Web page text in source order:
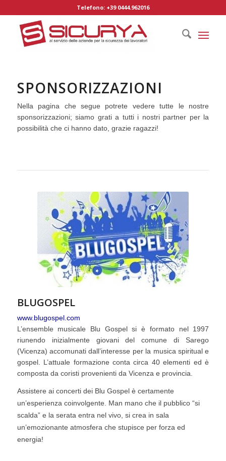
Telefono: +39 0444.962016
SPONSORIZZAZIONI
Nella pagina che segue potrete vedere tutte le nostre
sponsorizzazioni; siamo grati a tutti i nostri partner per la
possibilità che ci hanno dato, grazie ragazzi!
BLUGOSPEL
www.blugospel.com
L’ensemble musicale Blu Gospel si è formato nel 1997
riunendo inizialmente giovani del comune di Sarego
(Vicenza) accomunati dall’interesse per la musica spiritual e
gospel. L’attuale formazione conta circa 40 elementi ed è
composta da coristi provenienti da Vicenza e provincia.
Assistere ai concerti dei Blu Gospel è certamente
un’esperienza coinvolgente. Man mano che il pubblico “si
scalda” e la serata entra nel vivo, si crea in sala
un’emozionante atmosfera che stupisce per forza ed
energia!